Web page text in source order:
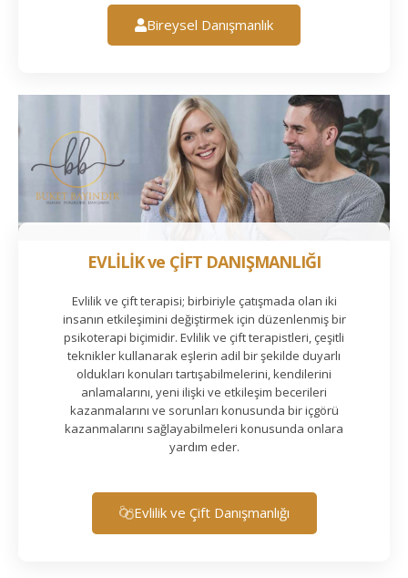
Bireysel Danışmanlık
EVLİLİK ve ÇİFT DANIŞMANLIĞI
Evlilik ve çift terapisi; birbiriyle çatışmada olan iki
insanın etkileşimini değiştirmek için düzenlenmiş bir
psikoterapi biçimidir. Evlilik ve çift terapistleri, çeşitli
teknikler kullanarak eşlerin adil bir şekilde duyarlı
oldukları konuları tartışabilmelerini, kendilerini
anlamalarını, yeni ilişki ve etkileşim becerileri
kazanmalarını ve sorunları konusunda bir içgörü
kazanmalarını sağlayabilmeleri konusunda onlara
yardım eder.
Evlilik ve Çift Danışmanlığı